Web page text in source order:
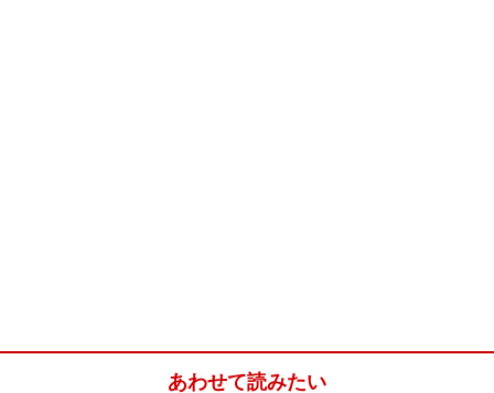
■curry & cafe KUH（クー）
あわせて読みたい